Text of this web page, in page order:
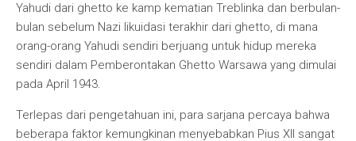
Yahudi dari ghetto ke kamp kematian Treblinka dan berbulan-
bulan sebelum Nazi likuidasi terakhir dari ghetto, di mana
orang-orang Yahudi sendiri berjuang untuk hidup mereka
sendiri dalam Pemberontakan Ghetto Warsawa yang dimulai
pada April 1943.
Terlepas dari pengetahuan ini, para sarjana percaya bahwa
beberapa faktor kemungkinan menyebabkan Pius XII sangat